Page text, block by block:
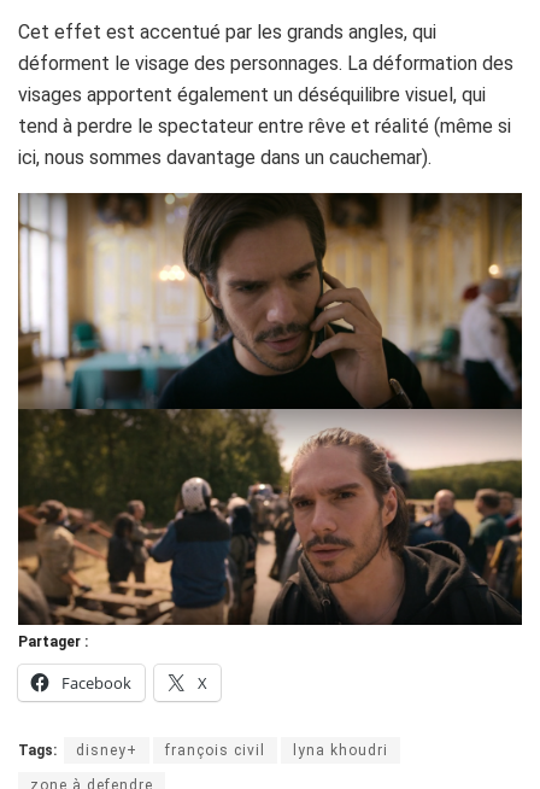
Cet effet est accentué par les grands angles, qui
déforment le visage des personnages. La déformation des
visages apportent également un déséquilibre visuel, qui
tend à perdre le spectateur entre rêve et réalité (même si
ici, nous sommes davantage dans un cauchemar).
Partager :
Facebook X
Tags: disney+ françois civil lyna khoudri